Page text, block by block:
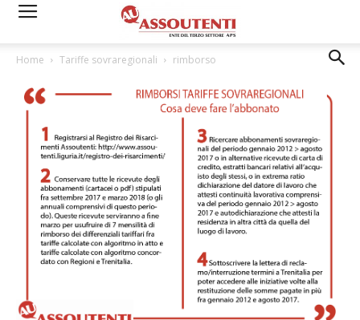
Home Tariffe sovraregionali rimborso